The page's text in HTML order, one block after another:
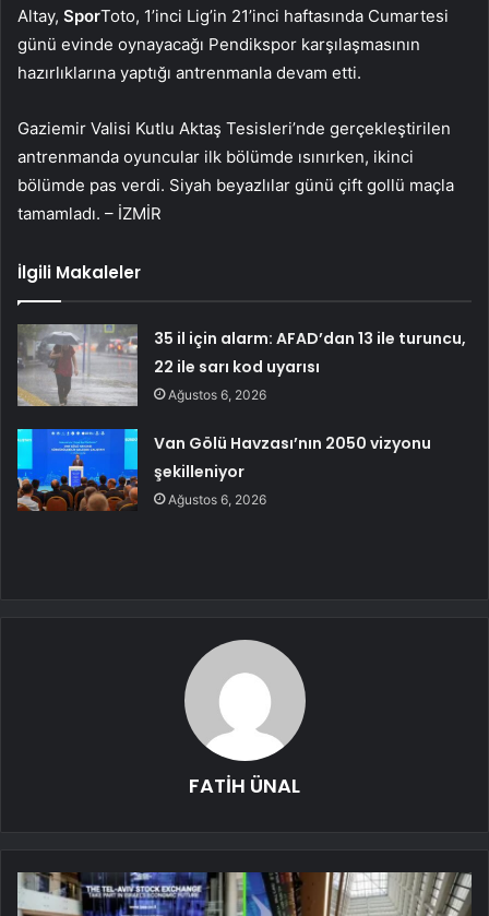
Altay, SporToto, 1’inci Lig’in 21’inci haftasında Cumartesi
günü evinde oynayacağı Pendikspor karşılaşmasının
hazırlıklarına yaptığı antrenmanla devam etti.
Gaziemir Valisi Kutlu Aktaş Tesisleri’nde gerçekleştirilen
antrenmanda oyuncular ilk bölümde ısınırken, ikinci
bölümde pas verdi. Siyah beyazlılar günü çift gollü maçla
tamamladı. – İZMİR
İlgili Makaleler
35 il için alarm: AFAD’dan 13 ile turuncu,
22 ile sarı kod uyarısı
Ağustos 6, 2026
Van Gölü Havzası’nın 2050 vizyonu
şekilleniyor
Ağustos 6, 2026
FATİH ÜNAL